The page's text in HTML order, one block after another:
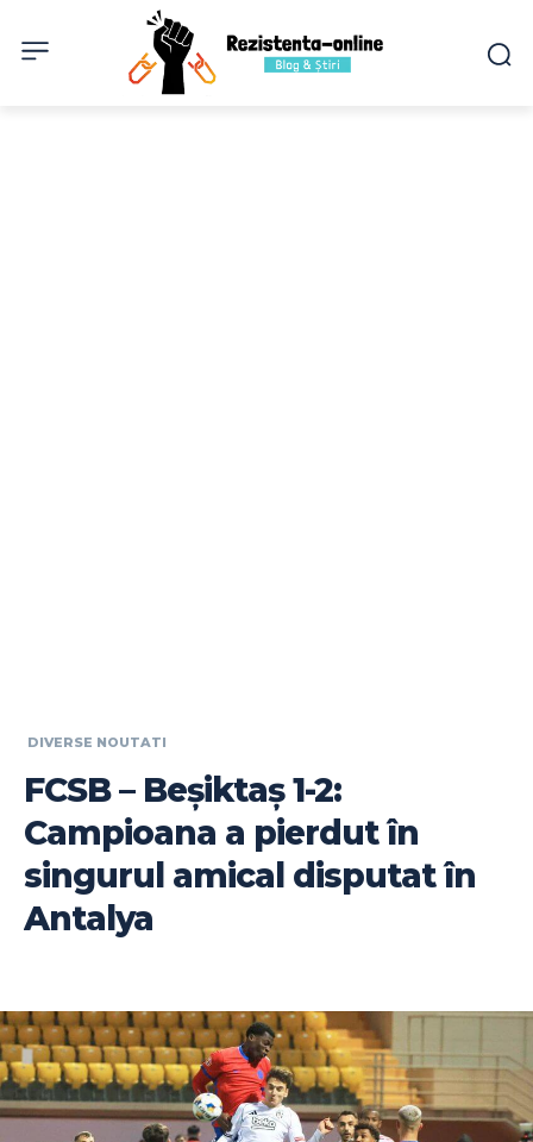
DIVERSE NOUTATI
FCSB – Beșiktaș 1-2:
Campioana a pierdut în
singurul amical disputat în
Antalya